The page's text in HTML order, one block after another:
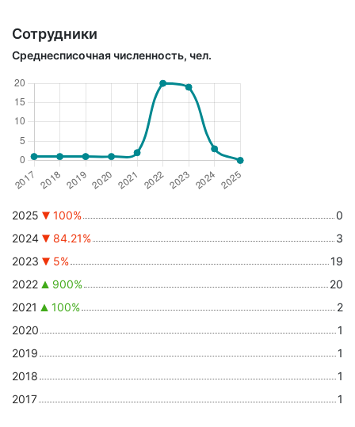
Сотрудники
Среднесписочная численность, чел.
2025 100%
0
2024
84.21%
3
2023
5%
19
2022
900%
20
2021
100%
2
2020
1
2019
1
2018
1
2017
1